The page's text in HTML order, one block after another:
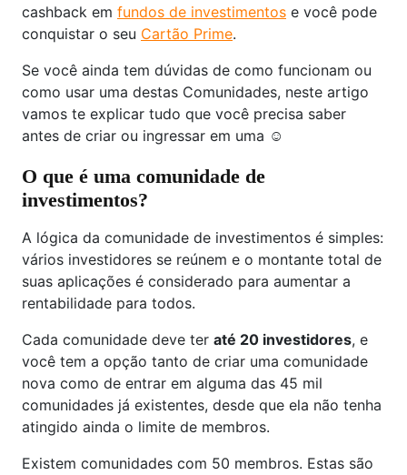
cashback em fundos de investimentos e você pode
conquistar o seu Cartão Prime.
Se você ainda tem dúvidas de como funcionam ou
como usar uma destas Comunidades, neste artigo
vamos te explicar tudo que você precisa saber
antes de criar ou ingressar em uma ☺️
O que é uma comunidade de
investimentos?
A lógica da comunidade de investimentos é simples:
vários investidores se reúnem e o montante total de
suas aplicações é considerado para aumentar a
rentabilidade para todos.
Cada comunidade deve ter até 20 investidores, e
você tem a opção tanto de criar uma comunidade
nova como de entrar em alguma das 45 mil
comunidades já existentes, desde que ela não tenha
atingido ainda o limite de membros.
Existem comunidades com 50 membros. Estas são